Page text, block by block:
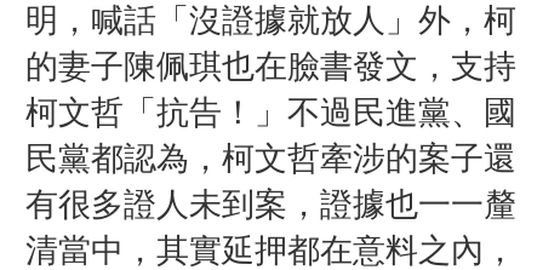
明，喊話「沒證據就放人」外，柯
的妻子陳佩琪也在臉書發文，支持
柯文哲「抗告！」不過民進黨、國
民黨都認為，柯文哲牽涉的案子還
有很多證人未到案，證據也一一釐
清當中，其實延押都在意料之內，